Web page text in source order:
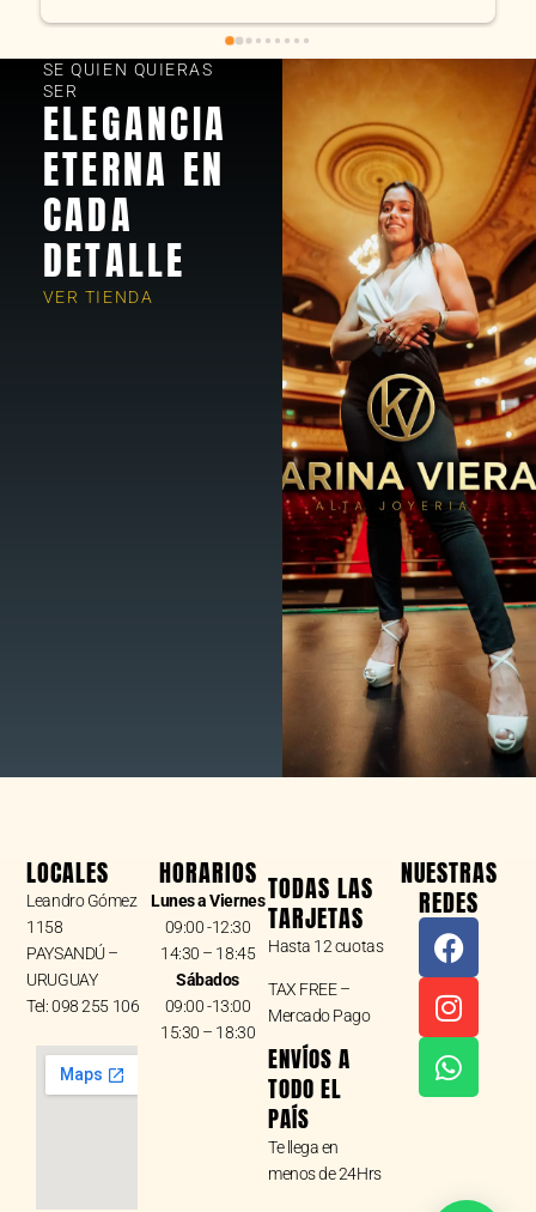
SE QUIEN QUIERAS
SER
ELEGANCIA
ETERNA EN
CADA
DETALLE
VER TIENDA
LOCALES
Leandro Gómez
1158
PAYSANDÚ –
URUGUAY
Tel: 098 255 106
HORARIOS
Lunes a Viernes
09:00 -12:30
14:30 – 18:45
Sábados
09:00 -13:00
15:30 – 18:30
TODAS LAS
TARJETAS
Hasta 12 cuotas
TAX FREE –
Mercado Pago
ENVÍOS A
TODO EL
PAÍS
Te llega en
menos de 24Hrs
NUESTRAS
REDES
F
a
c
e
b
o
I
n
s
t
a
g
W
h
a
t
s
a